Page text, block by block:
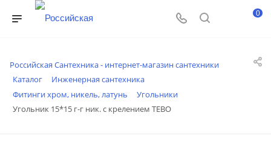
0
Российская Сантехника - интернет-магазин сантехники
Каталог
Инженерная сантехника
Фитинги хром, никель, латунь
Угольники
Угольник 15*15 г-г ник. с крелением TEBO